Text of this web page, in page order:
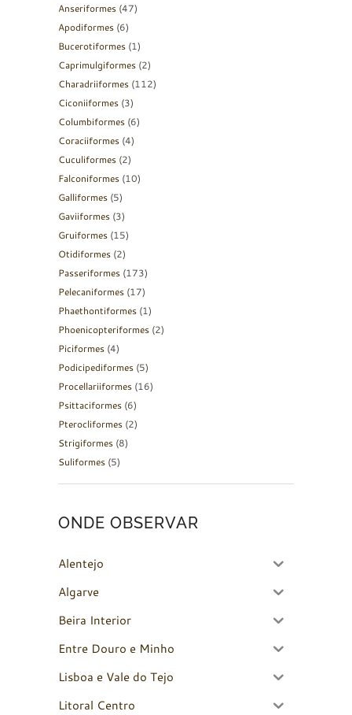
Anseriformes (47)
Apodiformes (6)
Bucerotiformes (1)
Caprimulgiformes (2)
Charadriiformes (112)
Ciconiiformes (3)
Columbiformes (6)
Coraciiformes (4)
Cuculiformes (2)
Falconiformes (10)
Galliformes (5)
Gaviiformes (3)
Gruiformes (15)
Otidiformes (2)
Passeriformes (173)
Pelecaniformes (17)
Phaethontiformes (1)
Phoenicopteriformes (2)
Piciformes (4)
Podicipediformes (5)
Procellariiformes (16)
Psittaciformes (6)
Pterocliformes (2)
Strigiformes (8)
Suliformes (5)
ONDE OBSERVAR
Alentejo
Algarve
Beira Interior
Entre Douro e Minho
Lisboa e Vale do Tejo
Litoral Centro